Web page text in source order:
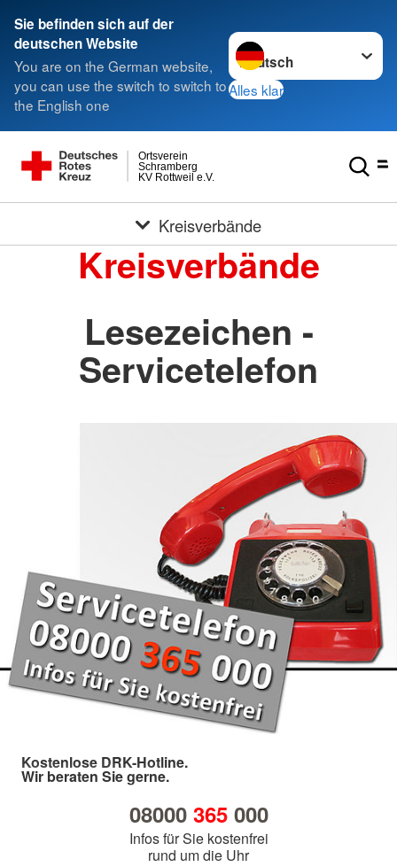
Sie befinden sich auf der
deutschen Website
You are on the German website,
you can use the switch to switch to
the English one
Sprache wechseln zu
Alles klar
KV Rottweil e.V.
Schramberg
Ortsverein
Kreisverbände
Kreisverbände
Lesezeichen -
Servicetelefon
Kostenlose DRK-Hotline.
Wir beraten Sie gerne.
08000 365000
Infos für Sie kostenfrei
rund um die Uhr